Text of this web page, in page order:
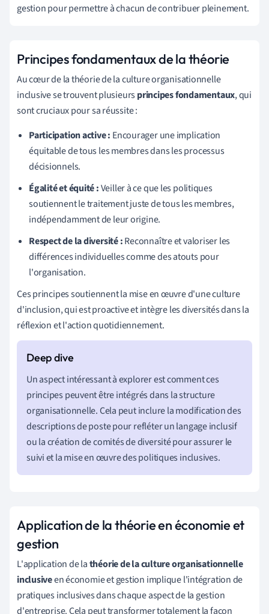
gestion pour permettre à chacun de contribuer pleinement.
Principes fondamentaux de la théorie
Au cœur de la théorie de la culture organisationnelle
inclusive se trouvent plusieursprincipes fondamentaux, qui
sont cruciaux pour sa réussite :
Participation active : Encourager une implication
équitable de tous les membres dans les processus
décisionnels.
Égalité et équité :Veiller à ce que les politiques
soutiennent le traitement juste de tous les membres,
indépendamment de leur origine.
Respect de la diversité :Reconnaître et valoriser les
différences individuelles comme des atouts pour
l'organisation.
Ces principes soutiennent la mise en œuvre d'une culture
d'inclusion, qui est proactive et intègre les diversités dans la
réflexion et l'action quotidiennement.
Un aspect intéressant à explorer est comment ces
principes peuvent être intégrés dans la structure
organisationnelle. Cela peut inclure la modification des
descriptions de poste pour refléter un langage inclusif
ou la création de comités de diversité pour assurer le
suivi et la mise en œuvre des politiques inclusives.
Application de la théorie en économie et
gestion
L'application de lathéorie de la culture organisationnelle
inclusiveen économie et gestion implique l'intégration de
pratiques inclusives dans chaque aspect de la gestion
d'entreprise. Cela peut transformer totalement la façon